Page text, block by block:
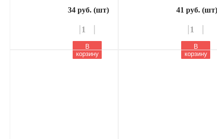
34 руб. (шт)
В
корзину
41 руб. (шт)
В
корзину